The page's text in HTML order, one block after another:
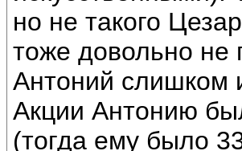
но не такого
тоже довольно не
Антоний слишком
Акции Антонию
(тогда ему было